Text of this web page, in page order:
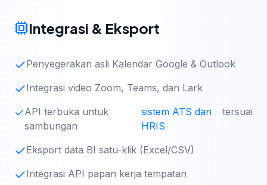
Integrasi & Eksport
Penyegerakan asli Kalendar Google & Outlook
Integrasi video Zoom, Teams, dan Lark
API terbuka untuk
sambungan
sistem ATS dan
HRIS
tersuai
Eksport data BI satu-klik (Excel/CSV)
Integrasi API papan kerja tempatan